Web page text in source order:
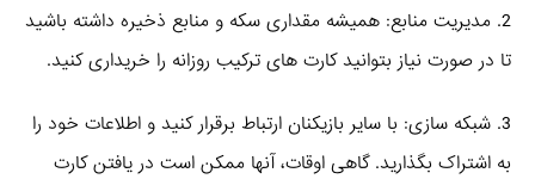
2. مدیریت منابع: همیشه مقداری سکه و منابع ذخیره داشته باشید
تا در صورت نیاز بتوانید کارت‌ های ترکیب روزانه را خریداری کنید.
3. شبکه‌ سازی: با سایر بازیکنان ارتباط برقرار کنید و اطلاعات خود را
به اشتراک بگذارید. گاهی اوقات، آنها ممکن است در یافتن کارت‌